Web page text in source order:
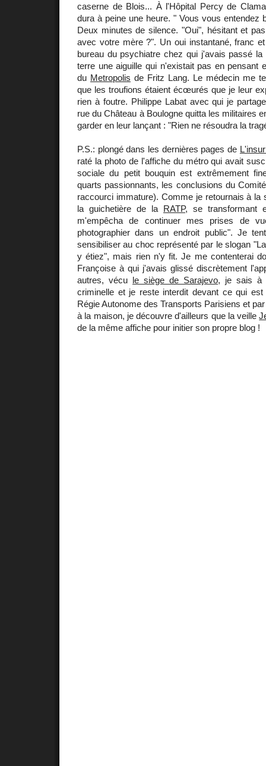
caserne de Blois... À l'Hôpital Percy de
dura à peine une heure. " Vous vous entendez
Deux minutes de silence. "Oui", hésitant et
avec votre mère ?". Un oui instantané, franc
bureau du psychiatre chez qui j'avais passé
terre une aiguille qui n'existait pas en pensant
du Metropolis de Fritz Lang. Le médecin me
que les troufions étaient écœurés que je leur
rien à foutre. Philippe Labat avec qui je
rue du Château à Boulogne quitta les militaires
garder en leur lançant : "Rien ne résoudra la
P.S.: plongé dans les dernières pages de
raté la photo de l'affiche du métro qui avait
sociale du petit bouquin est extrêmement
quarts passionnants, les conclusions du
raccourci immature). Comme je retournais à la
la guichetière de la RATP, se transformant
m'empêcha de continuer mes prises de
photographier dans un endroit public". Je
sensibiliser au choc représenté par le slogan
y étiez", mais rien n'y fit. Je me contenterai
Françoise à qui j'avais glissé discrètement
autres, vécu le siège de Sarajevo, je sais à
criminelle et je reste interdit devant ce qui
Régie Autonome des Transports Parisiens et
à la maison, je découvre d'ailleurs que la veille
de la même affiche pour initier son propre blog !